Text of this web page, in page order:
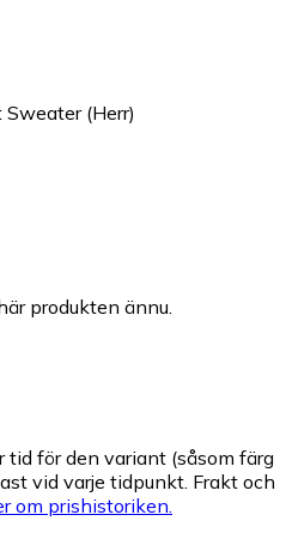
(Herr)
produkten ännu.
tid för den variant (såsom färg
vid varje tidpunkt. Frakt och
om prishistoriken.